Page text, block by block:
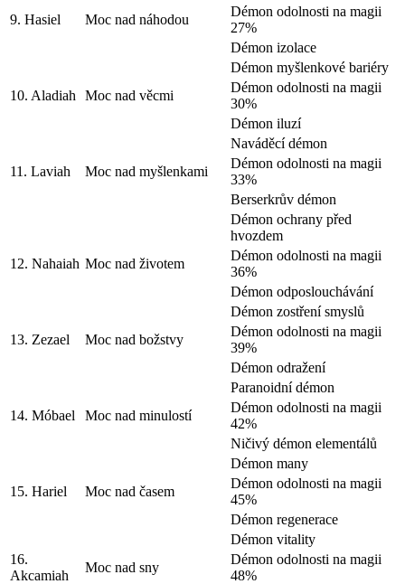
9. Hasiel
Moc nad náhodou
Démon odolnosti na magii
27%
Démon izolace
Démon myšlenkové bariéry
10. Aladiah
Moc nad věcmi
Démon odolnosti na magii
30%
Démon iluzí
Naváděcí démon
11. Laviah
Moc nad myšlenkami
Démon odolnosti na magii
33%
Berserkrův démon
Démon ochrany před
hvozdem
12. Nahaiah Moc nad životem
Démon odolnosti na magii
36%
Démon odposlouchávání
Démon zostření smyslů
13. Zezael
Moc nad božstvy
Démon odolnosti na magii
39%
Démon odražení
Paranoidní démon
14. Móbael
Moc nad minulostí
Démon odolnosti na magii
42%
Ničivý démon elementálů
Démon many
15. Hariel
Moc nad časem
Démon odolnosti na magii
45%
Démon regenerace
Démon vitality
16.
Akcamiah
Moc nad sny
Démon odolnosti na magii
48%